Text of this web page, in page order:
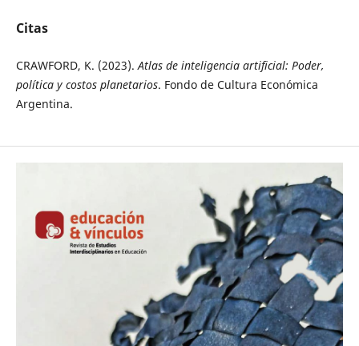
Citas
CRAWFORD, K. (2023).Atlas de inteligencia artificial: Poder,
política y costos planetarios. Fondo de Cultura Económica
Argentina.